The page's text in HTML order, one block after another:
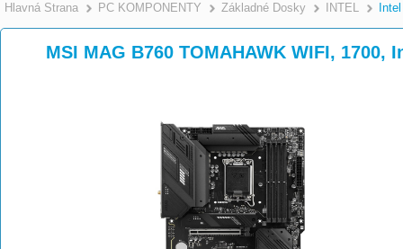
Hlavná Strana >
PC KOMPONENTY >
Základné Dosky INTEL
MSI MAG B760 TOMAHAWK WIFI, 1700,